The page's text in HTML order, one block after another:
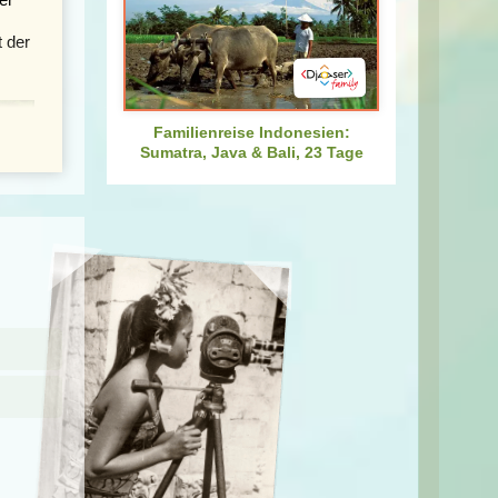
der
Familienreise Indonesien:
Sumatra, Java & Bali, 23 Tage